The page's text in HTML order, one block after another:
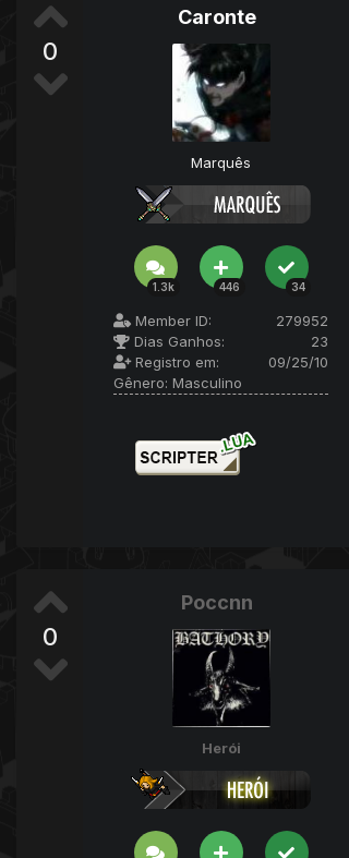
0
Caronte
Marquês
1.3k 446 34
Member ID:
279952
Dias Ganhos:
23
Registro em:
09/25/10
Gênero: Masculino
0
Poccnn
Herói